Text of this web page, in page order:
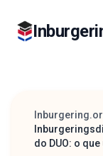
do DUO: o que